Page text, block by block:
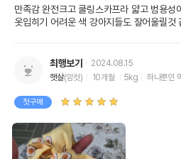
만족감 완전크고 쿨링스카프라 얇고 범용성
옷입히기 어려운 색 강아지들도 잘어울릴것
최행보기
2024.08.15
햇살(암컷) 10개월 5kg 하나뿐인
첫구매